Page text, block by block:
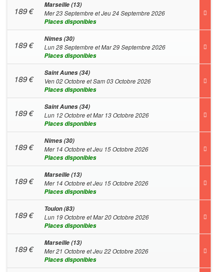
189€
Marseille (13)
Mer 23 Septembre et Jeu 24 Septembre 2026
Places disponibles
189€
Nimes (30)
Lun 28 Septembre et Mar 29 Septembre 2026
Places disponibles
189€
Saint Aunes (34)
Ven 02 Octobre et Sam 03 Octobre 2026
Places disponibles
189€
Saint Aunes (34)
Lun 12 Octobre et Mar 13 Octobre 2026
Places disponibles
189€
Nimes (30)
Mer 14 Octobre et Jeu 15 Octobre 2026
Places disponibles
189€
Marseille (13)
Mer 14 Octobre et Jeu 15 Octobre 2026
Places disponibles
189€
Toulon (83)
Lun 19 Octobre et Mar 20 Octobre 2026
Places disponibles
189€
Marseille (13)
Mer 21 Octobre et Jeu 22 Octobre 2026
Places disponibles